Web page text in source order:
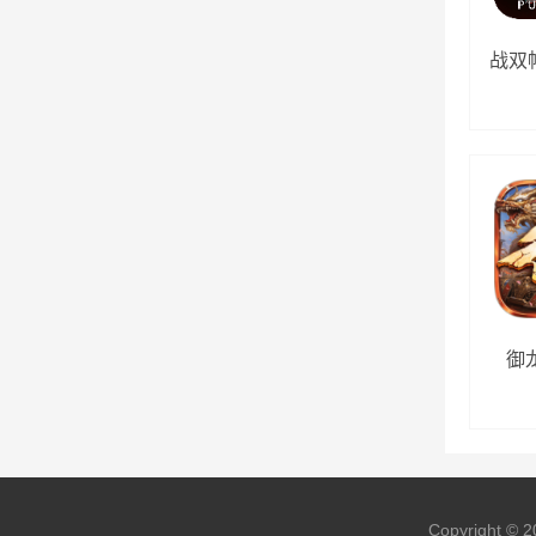
战双
御
Copyright ©